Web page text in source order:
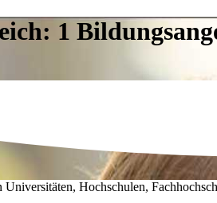
1
Hochschulen,